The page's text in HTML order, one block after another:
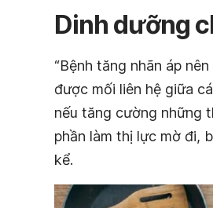
Dinh dưỡng
“Bệnh tăng nhãn áp
được mối liên hệ giữa
nếu tăng cường những
phần làm thị lực mờ đi,
kể.